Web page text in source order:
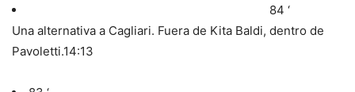
84 ‘
Una alternativa a Cagliari. Fuera de Kita Baldi, dentro de
Pavoletti.14:13